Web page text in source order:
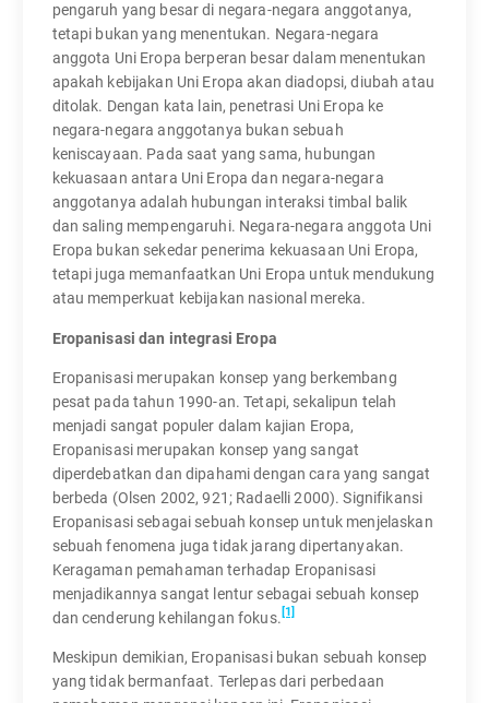
pengaruh yang besar di negara-negara anggotanya,
tetapi bukan yang menentukan. Negara-negara
anggota Uni Eropa berperan besar dalam menentukan
apakah kebijakan Uni Eropa akan diadopsi, diubah atau
ditolak. Dengan kata lain, penetrasi Uni Eropa ke
negara-negara anggotanya bukan sebuah
keniscayaan. Pada saat yang sama, hubungan
kekuasaan antara Uni Eropa dan negara-negara
anggotanya adalah hubungan interaksi timbal balik
dan saling mempengaruhi. Negara-negara anggota Uni
Eropa bukan sekedar penerima kekuasaan Uni Eropa,
tetapi juga memanfaatkan Uni Eropa untuk mendukung
atau memperkuat kebijakan nasional mereka.
Eropanisasi dan integrasi Eropa
Eropanisasi merupakan konsep yang berkembang
pesat pada tahun 1990-an. Tetapi, sekalipun telah
menjadi sangat populer dalam kajian Eropa,
Eropanisasi merupakan konsep yang sangat
diperdebatkan dan dipahami dengan cara yang sangat
berbeda (Olsen 2002, 921; Radaelli 2000). Signifikansi
Eropanisasi sebagai sebuah konsep untuk menjelaskan
sebuah fenomena juga tidak jarang dipertanyakan.
Keragaman pemahaman terhadap Eropanisasi
menjadikannya sangat lentur sebagai sebuah konsep
dan cenderung kehilangan fokus. [1]
Meskipun demikian, Eropanisasi bukan sebuah konsep
yang tidak bermanfaat. Terlepas dari perbedaan